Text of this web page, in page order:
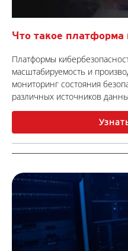
Что такое платформа
Платформы
масштабируемость и
мониторинг состояния
различных источников